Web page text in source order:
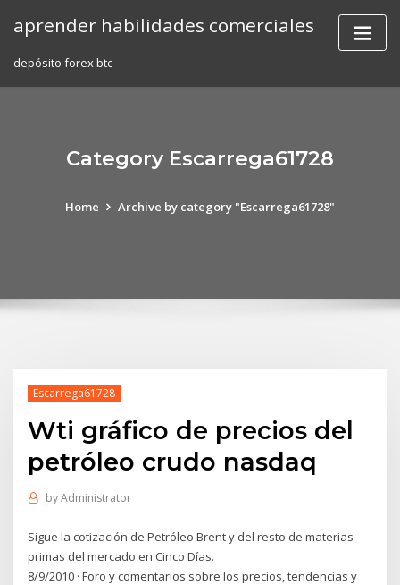
aprender habilidades comerciales
depósito forex btc
Category Escarrega61728
Home Archive by category "Escarrega61728"
Escarrega61728
Wti gráfico de precios del
petróleo crudo nasdaq
byAdministrator
Sigue la cotización de Petróleo Brent y del resto de materias
primas del mercado en Cinco Días.
8/9/2010 · Foro y comentarios sobre los precios, tendencias y